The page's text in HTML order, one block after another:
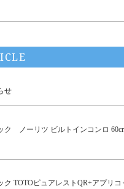
せ
ク ノーリツ ビルトインコンロ
ク TOTOピュアレストQR+アプリコ